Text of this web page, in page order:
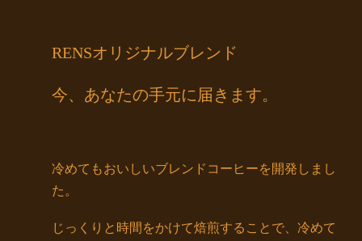
RENSオリジナルブレンド
今、あなたの手元に届きます。
冷めてもおいしいブレンドコーヒーを開発しまし
た。
じっくりと時間をかけて焙煎することで、冷めて